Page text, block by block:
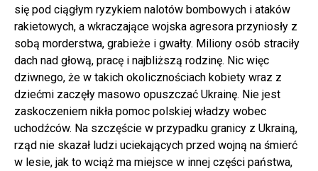
się pod ciągłym ryzykiem nalotów bombowych i ataków
rakietowych, a wkraczające wojska agresora przyniosły z
sobą morderstwa, grabieże i gwałty. Miliony osób straciły
dach nad głową, pracę i najbliższą rodzinę. Nic więc
dziwnego, że w takich okolicznościach kobiety wraz z
dziećmi zaczęły masowo opuszczać Ukrainę. Nie jest
zaskoczeniem nikła pomoc polskiej władzy wobec
uchodźców. Na szczęście w przypadku granicy z Ukrainą,
rząd nie skazał ludzi uciekających przed wojną na śmierć
w lesie, jak to wciąż ma miejsce w innej części państwa,